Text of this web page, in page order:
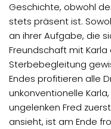
Geschichte, obwohl
stets präsent ist.
an ihrer Aufgabe, die
Freundschaft mit
Sterbebegleitung
Endes profitieren alle
unkonventionelle
ungelenken Fred
ansieht, ist am Ende